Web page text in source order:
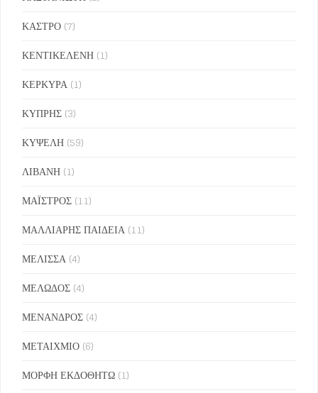
ΚΑΣΤΡΟ (7)
ΚΕΝΤΙΚΕΛΕΝΗ (1)
ΚΕΡΚΥΡΑ (1)
ΚΥΠΡΗΣ (3)
ΚΥΨΕΛΗ (59)
ΛΙΒΑΝΗ (1)
ΜΑΪΣΤΡΟΣ (11)
ΜΑΛΛΙΑΡΗΣ ΠΑΙΔΕΙΑ (11)
ΜΕΛΙΣΣΑ (4)
ΜΕΛΩΔΟΣ (4)
ΜΕΝΑΝΔΡΟΣ (4)
ΜΕΤΑΙΧΜΙΟ (6)
ΜΟΡΦΗ ΕΚΔΟΘΗΤΩ (1)